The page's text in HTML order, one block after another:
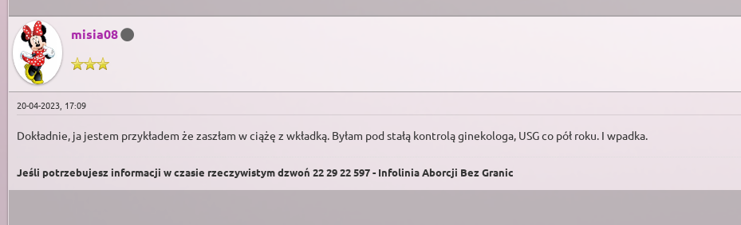
misia08
20-04-2023, 17:09
Dokładnie, ja jestem przykładem że zaszłam w ciążę z wkładką. Byłam pod stałą kontrolą ginekologa, USG co pół roku. I wpadka.
Jeśli potrzebujesz informacji w czasie rzeczywistym dzwoń 22 29 22 597 - Infolinia Aborcji Bez Granic